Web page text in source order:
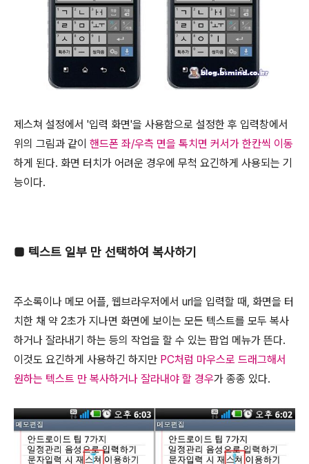
제스쳐 설정에서 '입력 화면'을 사용함으로 설정한 후 입력창에서
위의 그림과 같이 핸드폰 좌/우측 면을 톡치면 커서가 한칸씩 이동
하게 된다. 화면 터치가 어려운 경우에 무척 요긴하게 사용되는 기
능이다.
■ 텍스트 일부 만 선택하여 복사하기
주소록이나 메모 어플, 웹브라우저에서 url을 입력할 때, 화면을 터
치한 채 약 2초가 지나면 화면에 보이는 모든 텍스트를 모두 복사
하거나 잘라내기 하는 등의 작업을 할 수 있는 팝업 메뉴가 뜬다.
이것도 요긴하게 사용하긴 하지만 PC처럼 마우스로 드래그해서
원하는 텍스트 만 복사하거나 잘라내야 할 경우가 종종 있다.